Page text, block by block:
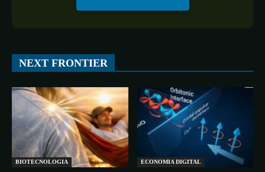
NEXT FRONTIER
BIOTECNOLOGIA ECONOMIA DIGITAL